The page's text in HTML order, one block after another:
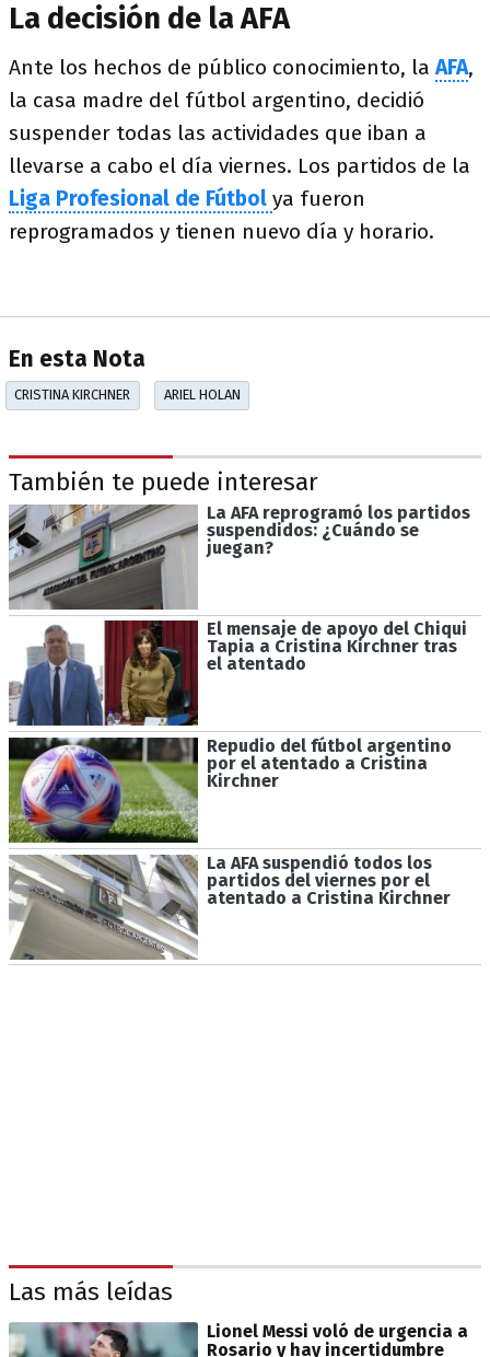
La decisión de la AFA
Ante los hechos de público conocimiento, laAFA,
la casa madre del fútbol argentino, decidió
suspender todas las actividades que iban a
llevarse a cabo el día viernes. Los partidos de la
Liga Profesional de Fútbol ya fueron
reprogramados y tienen nuevo día y horario.
En esta Nota
CRISTINA KIRCHNER ARIEL HOLAN
También te puede interesar
La AFA reprogramó los partidos
suspendidos: ¿Cuándo se
juegan?
El mensaje de apoyo del Chiqui
Tapia a Cristina Kirchner tras
el atentado
Repudio del fútbol argentino
por el atentado a Cristina
Kirchner
La AFA suspendió todos los
partidos del viernes por el
atentado a Cristina Kirchner
Las más leídas
Lionel Messi voló de urgencia a
Rosario y hay incertidumbre